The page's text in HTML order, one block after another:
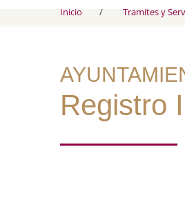
Inicio Tramites y
Registro